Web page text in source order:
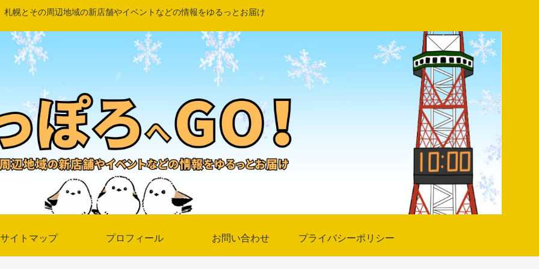
札幌とその周辺地域の新店舗やイベントなどの情報をゆるっとお届け
サイトマップ プロフィール お問い合わせ プライバシーポリシー